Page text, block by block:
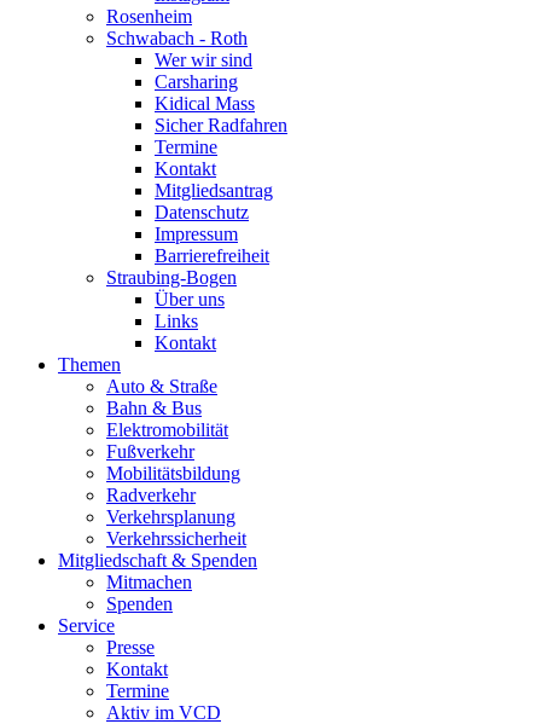
Rosenheim
Schwabach - Roth
Wer wir sind
Carsharing
Kidical Mass
Sicher Radfahren
Termine
Kontakt
Mitgliedsantrag
Datenschutz
Impressum
Barrierefreiheit
Straubing-Bogen
Über uns
Links
Kontakt
Themen
Auto & Straße
Bahn & Bus
Elektromobilität
Fußverkehr
Mobilitätsbildung
Radverkehr
Verkehrsplanung
Verkehrssicherheit
Mitgliedschaft & Spenden
Mitmachen
Spenden
Service
Presse
Kontakt
Termine
Aktiv im VCD